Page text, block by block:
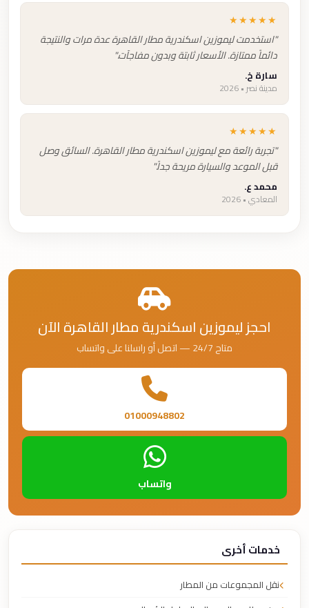
★★★★★
"استخدمت ليموزين اسكندرية مطار القاهرة عدة مرات والنتيجة
دائماً ممتازة. الأسعار ثابتة وبدون مفاجآت."
سارة خ.
مدينة نصر • 2026
★★★★★
"تجربة رائعة مع ليموزين اسكندرية مطار القاهرة. السائق وصل
قبل الموعد والسيارة مريحة جداً."
محمد ع.
المعادي • 2026
احجز ليموزين اسكندرية مطار القاهرة الآن
متاح 24/7 — اتصل أو راسلنا على واتساب
01000948802
واتساب
خدمات أخرى
نقل المجموعات من المطار